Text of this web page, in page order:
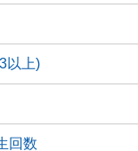
以上)
回数